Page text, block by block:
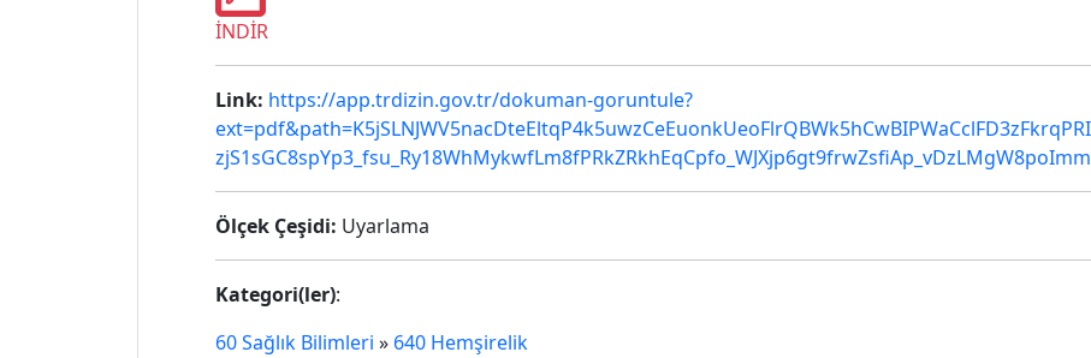
İNDİR
Link: https://app.trdizin.gov.tr/dokuman-goruntule?
Ölçek Çeşidi: Uyarlama
Kategori(ler):
60 Sağlık Bilimleri » 640 Hemşirelik